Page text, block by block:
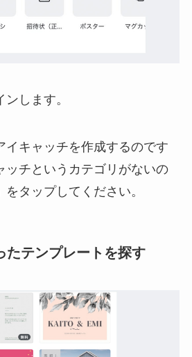
します。
イキャッチを作成するのです
ッチというカテゴリがないの
タップしてください。
たテンプレートを探す